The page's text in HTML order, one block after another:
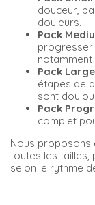
douceur,
douleurs.
Pack
progresser
Pack
étapes de
sont
Pack
complet
Nous proposons
toutes les tailles,
selon le rythme